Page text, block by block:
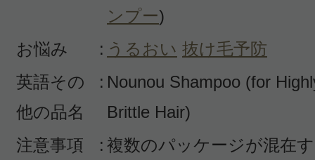
投稿日：2023年05月
ンプー)
お悩み
: うるおい 抜け毛予防
英語その
他の品名
: Nounou Shampoo (for
Brittle Hair)
注意事項
: 複数のパッケージが混在